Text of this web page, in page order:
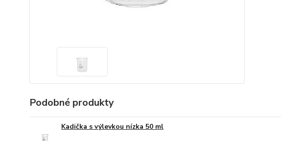
Podobné produkty
Kadička s výlevkou nízka 50 ml